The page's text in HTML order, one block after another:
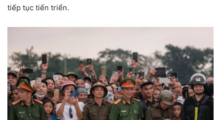
tiếp tục tiến triển.